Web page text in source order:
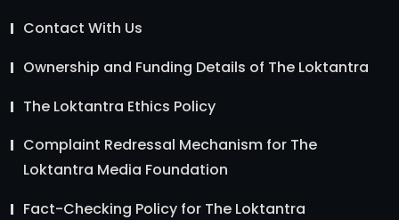
Contact With Us
Ownership and Funding Details of The Loktantra
The Loktantra Ethics Policy
Complaint Redressal Mechanism for The
Loktantra Media Foundation
Fact-Checking Policy for The Loktantra